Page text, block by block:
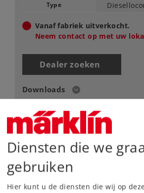
Type
Vanaf fabriek uitverkocht.
Neem contact op met uw
Dealer zoeken
Downloads
Onderdelen bestellen
Diensten die we
gebruiken
Hier kunt u de diensten die wij op